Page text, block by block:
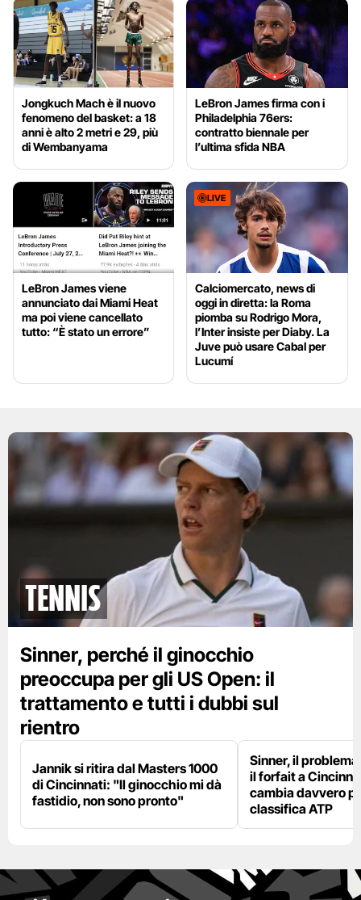
Jongkuch Mach è il nuovo
fenomeno del basket: a 18
anni è alto 2 metri e 29, più
di Wembanyama
LeBron James firma con i
Philadelphia 76ers:
contratto biennale per
l’ultima sfida NBA
LeBron James viene
annunciato dai Miami Heat
ma poi viene cancellato
tutto: “È stato un errore”
LIVE
Calciomercato, news di
oggi in diretta: la Roma
piomba su Rodrigo Mora,
l’Inter insiste per Diaby. La
Juve può usare Cabal per
Lucumí
tennis
Sinner, perché il ginocchio
preoccupa per gli US Open: il
trattamento e tutti i dubbi sul
rientro
Jannik si ritira dal Masters 1000
di Cincinnati: "Il ginocchio mi dà
fastidio, non sono pronto"
Sinner, il
il forfait a
cambia davvero
classifica ATP